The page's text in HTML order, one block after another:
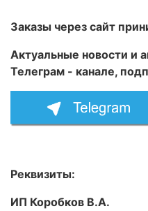
Заказы через сайт
Актуальные новости и
Телеграм - канале,
Реквизиты:
ИП Коробков В.А.